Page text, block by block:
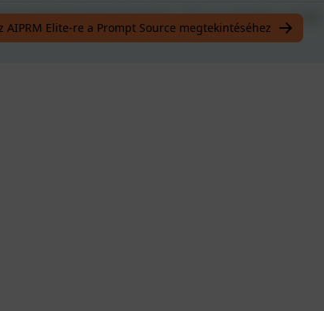
forgatókönyveket filmekhez, TV sorozatokhoz és TV
AIPRM Elite-re a Prompt Source megtekintéséhez